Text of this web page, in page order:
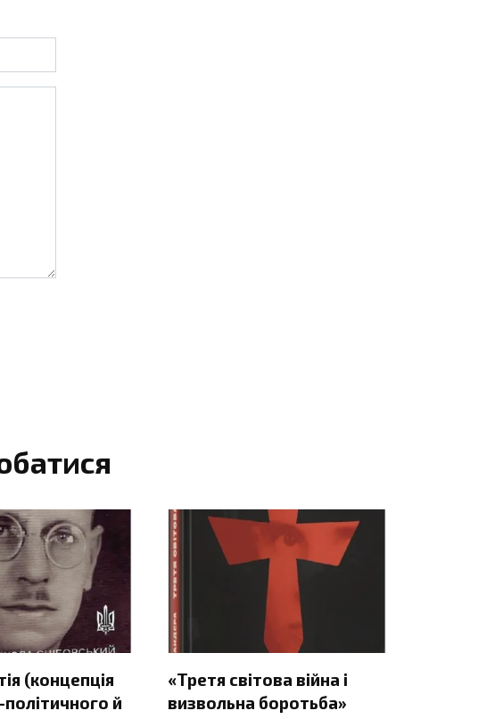
(концепція
й
«Третя світова війна і
визвольна боротьба»